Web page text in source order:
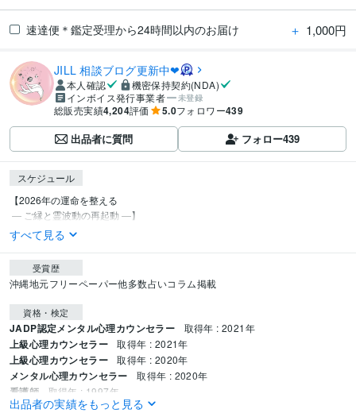
速達便＊鑑定受理から24時間以内のお届け ＋ 1,000円
JILL 相談ブログ更新中❤︎
本人確認
機密保持契約(NDA)
インボイス発行事業者
未登録
総販売実績4,204評価 5.0フォロワー439
出品者に質問 フォロー439
スケジュール
【2026年の運命を整える
― ご縁と霊波動の再起動 ―】
すべて見る
受賞歴
沖縄地元フリーペーパー他多数占いコラム掲載
資格・検定
JADP認定メンタル心理カウンセラー 取得年 : 2021年
上級心理カウンセラー 取得年 : 2021年
上級心理カウンセラー 取得年 : 2020年
メンタル心理カウンセラー 取得年 : 2020年
看護師 取得年 : 1997年
出品者の実績をもっと見る